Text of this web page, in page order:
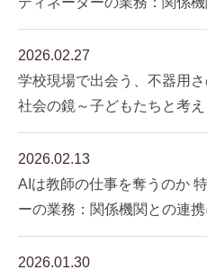
2026.02.27
学校現場で出会う、不器用
社会の鏡～子どもたちと考
2026.02.13
AIは教師の仕事を奪うのか
ーの業務：関係機関との連
2026.01.30